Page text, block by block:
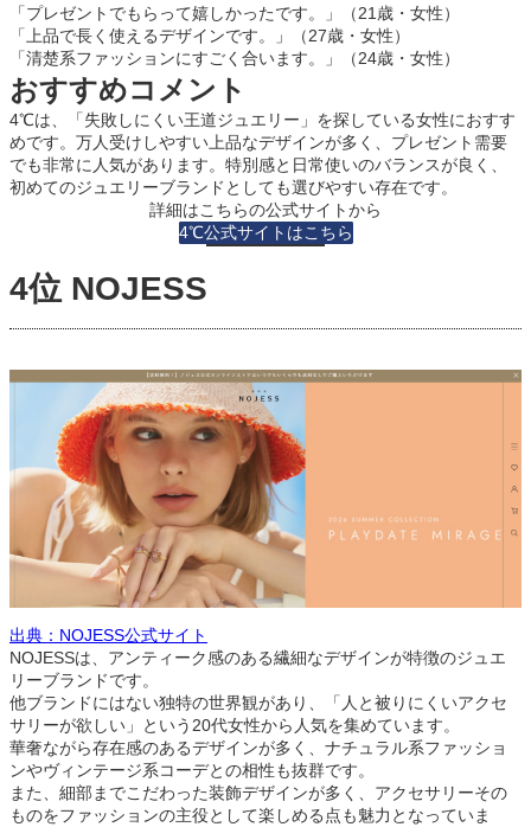
「プレゼントでもらって嬉しかったです。」（21歳・女性）
「上品で長く使えるデザインです。」（27歳・女性）
「清楚系ファッションにすごく合います。」（24歳・女性）
おすすめコメント
4℃は、「失敗しにくい王道ジュエリー」を探している女性におすす
めです。万人受けしやすい上品なデザインが多く、プレゼント需要
でも非常に人気があります。特別感と日常使いのバランスが良く、
初めてのジュエリーブランドとしても選びやすい存在です。
詳細はこちらの公式サイトから
4℃公式サイトはこちら
4位 NOJESS
出典：NOJESS公式サイト
NOJESSは、アンティーク感のある繊細なデザインが特徴のジュエ
リーブランドです。
他ブランドにはない独特の世界観があり、「人と被りにくいアクセ
サリーが欲しい」という20代女性から人気を集めています。
華奢ながら存在感のあるデザインが多く、ナチュラル系ファッショ
ンやヴィンテージ系コーデとの相性も抜群です。
また、細部までこだわった装飾デザインが多く、アクセサリーその
ものをファッションの主役として楽しめる点も魅力となっていま